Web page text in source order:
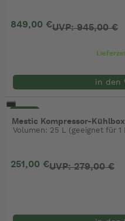
849,00 €UVP: 945,00 €
in den
Mestic Kompressor-
Volumen: 25 L (geeignet für 1
251,00 €UVP: 279,00 €